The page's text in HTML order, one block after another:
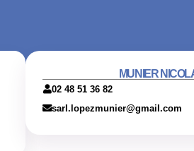
MUNIER
02 48 51 36 82
sarl.lopezmunier@gmail.com